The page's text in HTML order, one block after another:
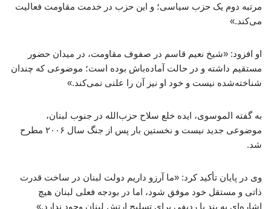
مرتبه دوم یک حزب سیاسی؛ و این حزب در خدمت مقاومت فعالیت
می‌کند.»
او افزود: «شیخ نعیم قاسم در صفوف مقاومت، در میدان حضور
مستقیم داشته و در حالت آماده‌باش بوده است؛ موضوعی که چندان
شناخته‌شده نیست و خود او نیز آن را علنی نمی‌کند.»
به گفته الموسوی، ایده خلع سلاح حزب‌الله در جنوب لبنان،
موضوعی جدید نیست و نخستین بار پس از جنگ سال ۲۰۰۶ مطرح
شد.
وی در پایان تأکید کرد: «ما آرزو داریم دولت لبنان در ساخت قدرت
ذاتی و مستقل خود موفق شود، اما در بودجه فعلی لبنان هیچ
اشاره‌ای به بند یا ردیفی برای تسلیح ارتش لبنان وجود ندارد.»